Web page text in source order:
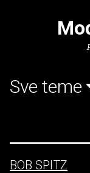
Sve teme
BOB SPITZ